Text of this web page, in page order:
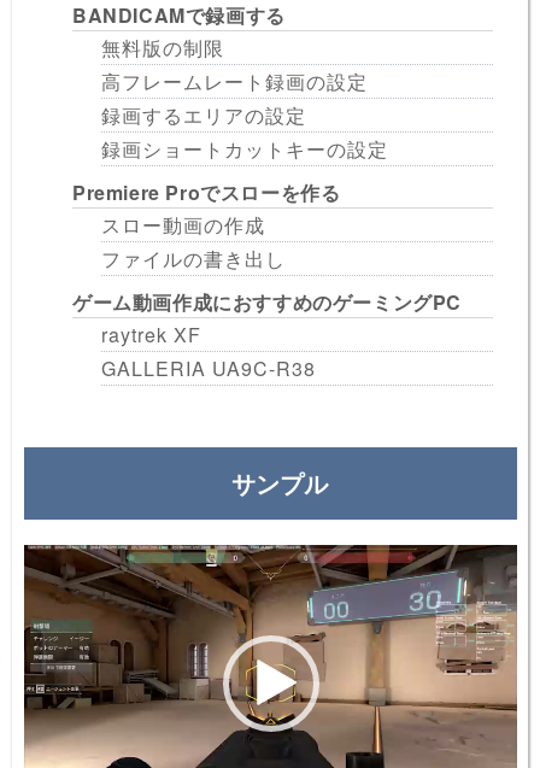
BANDICAMで録画する
無料版の制限
高フレームレート録画の設定
録画するエリアの設定
録画ショートカットキーの設定
Premiere Proでスローを作る
スロー動画の作成
ファイルの書き出し
ゲーム動画作成におすすめのゲーミングPC
raytrek XF
GALLERIA UA9C-R38
サンプル
動
画
プ
レ
ー
ヤ
ー